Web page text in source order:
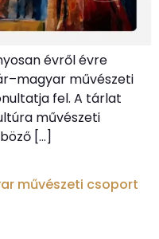
évről évre
művészeti
fel. A tárlat
művészeti
[…]
művészeti csoport